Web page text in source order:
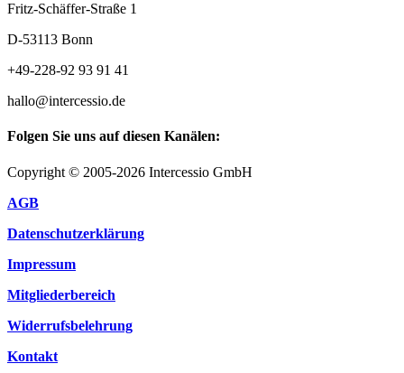
Fritz-Schäffer-Straße 1
D-53113 Bonn
+49-228-92 93 91 41
hallo@intercessio.de
Folgen Sie uns auf diesen Kanälen:
Copyright © 2005-2026 Intercessio GmbH
AGB
Datenschutzerklärung
Impressum
Mitgliederbereich
Widerrufsbelehrung
Kontakt